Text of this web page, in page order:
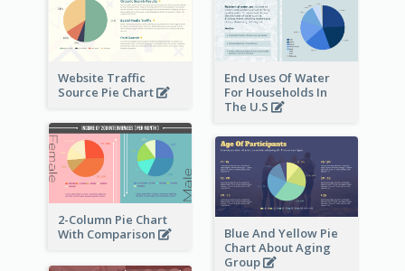
Website Traffic
Source Pie Chart
End Uses Of Water
For Households In
The U.S
2-Column Pie Chart
With Comparison
Blue And Yellow Pie
Chart About Aging
Group